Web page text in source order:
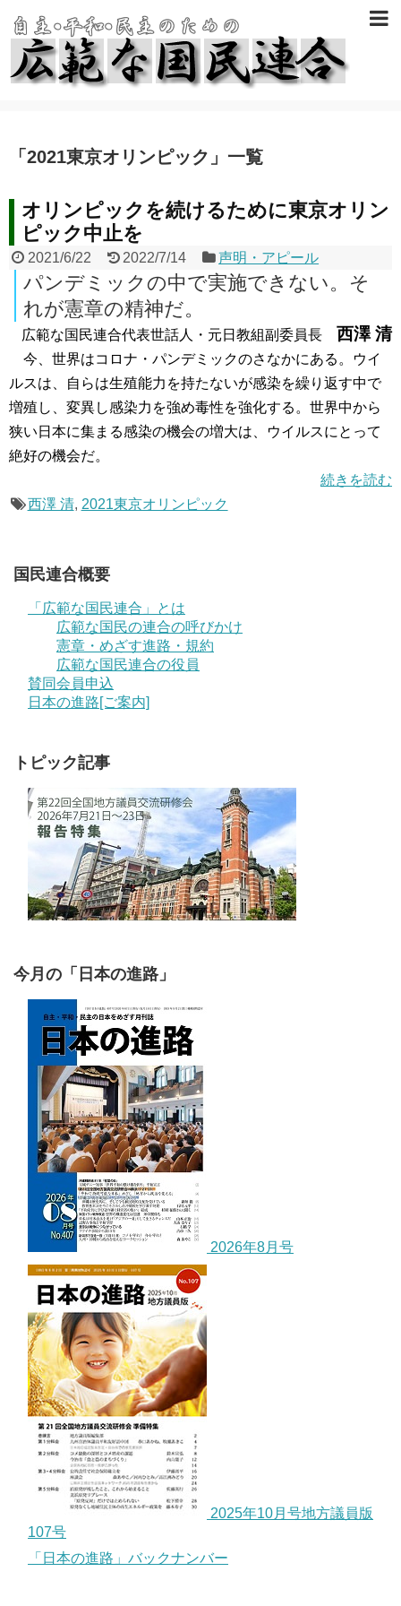
「 2021東京オリンピック 」 一覧
オリンピックを続けるために東京オリン
ピック中止を
2021/6/22 2022/7/14 声明・アピール
パンデミックの中で実施できない。そ
れが憲章の精神だ。
広範な国民連合代表世話人・元日教組副委員長 西澤 清
今、世界はコロナ・パンデミックのさなかにある。ウイ
ルスは、自らは生殖能力を持たないが感染を繰り返す中で
増殖し、変異し感染力を強め毒性を強化する。世界中から
狭い日本に集まる感染の機会の増大は、ウイルスにとって
絶好の機会だ。
続きを読む
西澤 清, 2021東京オリンピック
国民連合概要
「広範な国民連合」とは
広範な国民の連合の呼びかけ
憲章・めざす進路・規約
広範な国民連合の役員
賛同会員申込
日本の進路[ご案内]
トピック記事
今月の「日本の進路」
2026年8月号
2025年10月号地方議員版
107号
「日本の進路」バックナンバー